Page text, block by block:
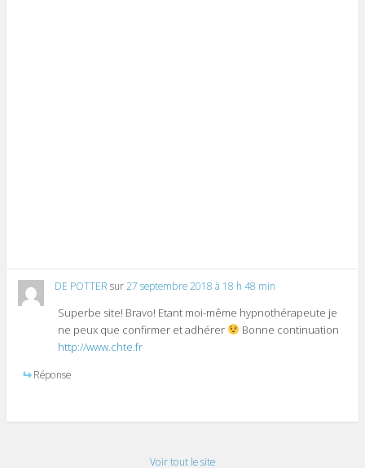
DE POTTER sur27 septembre 2018 à 18 h 48 min
Superbe site! Bravo! Etant moi-même hypnothérapeute je
ne peux que confirmer et adhérer
Bonne continuation
http://www.chte.fr
Réponse
Voir tout le site